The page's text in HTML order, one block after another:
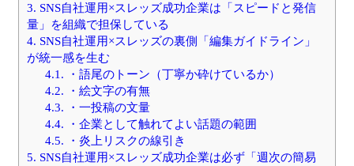
3. SNS自社運用×スレッズ成功企業は「スピードと発信
量」を組織で担保している
4. SNS自社運用×スレッズの裏側「編集ガイドライン」
が統一感を生む
4.1. ・語尾のトーン（丁寧か砕けているか）
4.2. ・絵文字の有無
4.3. ・一投稿の文量
4.4. ・企業として触れてよい話題の範囲
4.5. ・炎上リスクの線引き
5. SNS自社運用×スレッズ成功企業は必ず「週次の簡易